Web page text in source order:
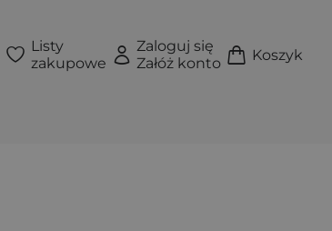
Listy
zakupowe
Zaloguj się
Załóż konto
Koszyk